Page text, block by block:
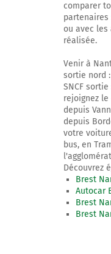
comparer
partenaires
ou avec
réalisée.
Venir à
sortie nord
SNCF
rejoignez
depuis
depuis
votre
bus, en
Découvrez
Brest
Autocar
Brest
Brest